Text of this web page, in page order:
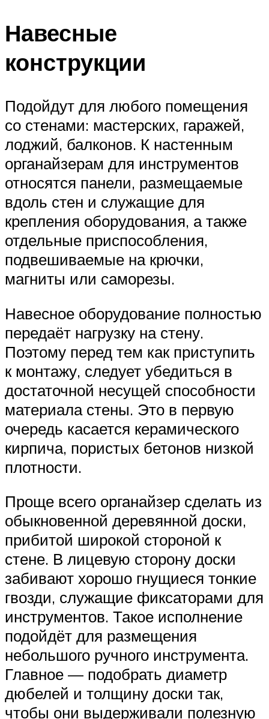
Навесные
конструкции
Подойдут для любого помещения
со стенами: мастерских, гаражей,
лоджий, балконов. К настенным
органайзерам для инструментов
относятся панели, размещаемые
вдоль стен и служащие для
крепления оборудования, а также
отдельные приспособления,
подвешиваемые на крючки,
магниты или саморезы.
Навесное оборудование полностью
передаёт нагрузку на стену.
Поэтому перед тем как приступить
к монтажу, следует убедиться в
достаточной несущей способности
материала стены. Это в первую
очередь касается керамического
кирпича, пористых бетонов низкой
плотности.
Проще всего органайзер сделать из
обыкновенной деревянной доски,
прибитой широкой стороной к
стене. В лицевую сторону доски
забивают хорошо гнущиеся тонкие
гвозди, служащие фиксаторами для
инструментов. Такое исполнение
подойдёт для размещения
небольшого ручного инструмента.
Главное — подобрать диаметр
дюбелей и толщину доски так,
чтобы они выдерживали полезную